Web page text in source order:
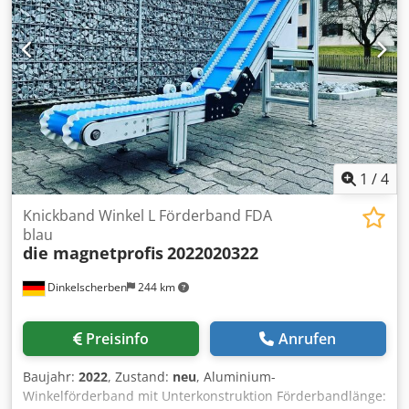
160 cm Höhe: 360 cm (Kürzung auf 300 cm möglich)
Zusätzliche Ausstattung Schichtenfilter: Seitz Orion 40/60 –
2 Stück
1 /4
Dinkelscherben 244 km
Knickband Winkel L Förderband FDA
blau
die magnetprofis2022020322
Preisinfo Anrufen
Baujahr: 2022, Zustand: neu, Aluminium-
Winkelförderband mit Unterkonstruktion Förderbandlänge: